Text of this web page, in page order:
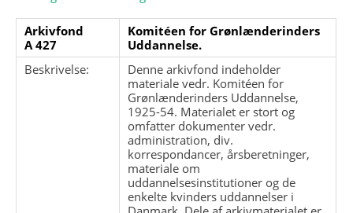
Arkivfond
A 427
Komitéen for Grønlænderinders
Uddannelse.
Beskrivelse:
Denne arkivfond indeholder
materiale vedr. Komitéen for
Grønlænderinders Uddannelse,
1925-54. Materialet er stort og
omfatter dokumenter vedr.
administration, div.
korrespondancer, årsberetninger,
materiale om
uddannelsesinstitutioner og de
enkelte kvinders uddannelser i